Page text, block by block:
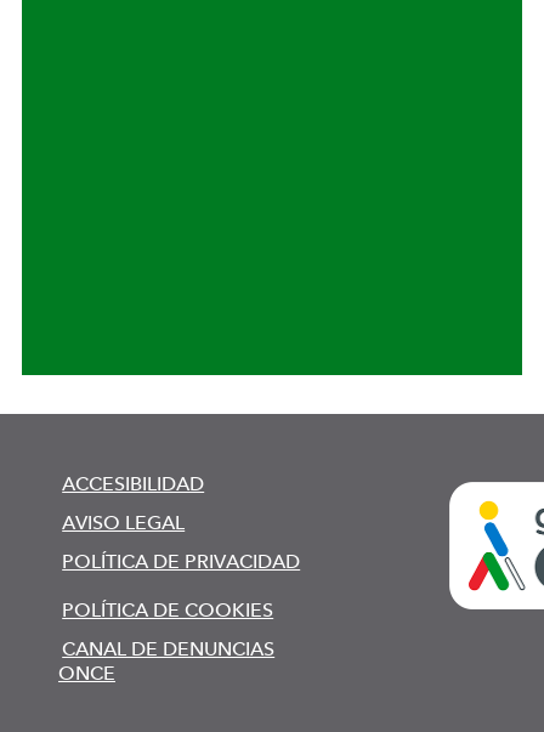
ACCESIBILIDAD
AVISO LEGAL
POLÍTICA DE PRIVACIDAD
POLÍTICA DE COOKIES
CANAL DE DENUNCIAS
ONCE